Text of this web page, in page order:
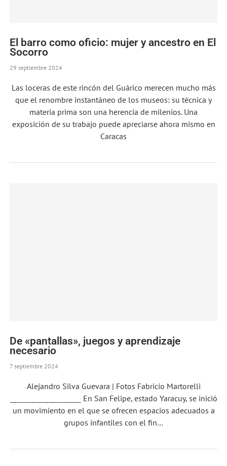
El barro como oficio: mujer y ancestro en El
Socorro
29 septiembre 2024
Las loceras de este rincón del Guárico merecen mucho más
que el renombre instantáneo de los museos: su técnica y
materia prima son una herencia de milenios. Una
exposición de su trabajo puede apreciarse ahora mismo en
Caracas
De «pantallas», juegos y aprendizaje
necesario
7 septiembre 2024
Alejandro Silva Guevara | Fotos Fabricio Martorelli
____________________ En San Felipe, estado Yaracuy, se inició
un movimiento en el que se ofrecen espacios adecuados a
grupos infantiles con el fin…